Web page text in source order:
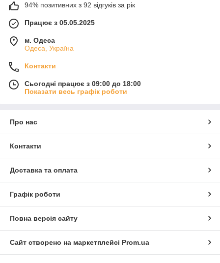
94% позитивних з 92 відгуків за рік
Працює з 05.05.2025
м. Одеса
Одеса, Україна
Контакти
Сьогодні працює з 09:00 до 18:00
Показати весь графік роботи
Про нас
Контакти
Доставка та оплата
Графік роботи
Повна версія сайту
Сайт створено на маркетплейсі Prom.ua